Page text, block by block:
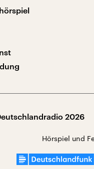
2026
Hörspiel und